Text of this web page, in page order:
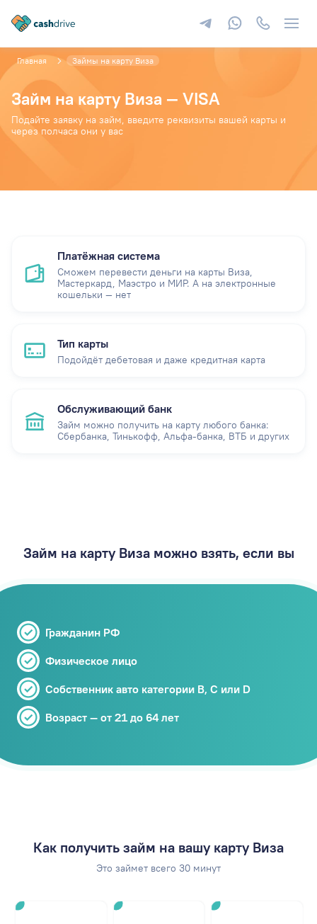
Главная Займы на карту Виза
Займ на карту Виза — VISA
Подайте заявку на займ, введите реквизиты вашей карты и
через полчаса они у вас
Платёжная система
Сможем перевести деньги на карты Виза,
Мастеркард, Маэстро и МИР. А на электронные
кошельки — нет
Тип карты
Подойдёт дебетовая и даже кредитная карта
Обслуживающий банк
Займ можно получить на карту любого банка:
Сбербанка, Тинькофф, Альфа-банка, ВТБ и других
Займ на карту Виза можно взять, если вы
Гражданин РФ
Физическое лицо
Собственник авто категории В, C или D
Возраст — от 21 до 64 лет
Как получить займ на вашу карту Виза
Это займет всего 30 минут